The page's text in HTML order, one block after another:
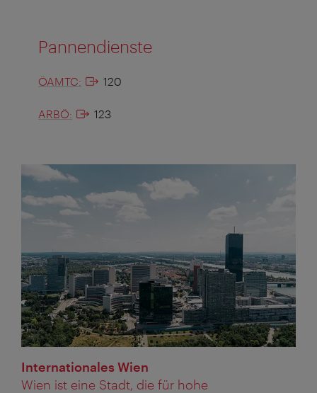
Pannendienste
ÖAMTC: 120
ARBÖ: 123
Internationales Wien
Wien ist eine Stadt, die für hohe